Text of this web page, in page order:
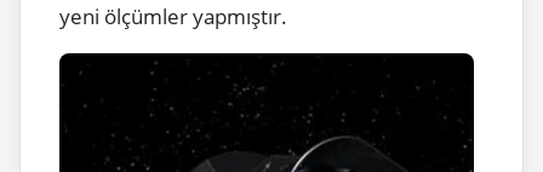
yeni ölçümler yapmıştır.